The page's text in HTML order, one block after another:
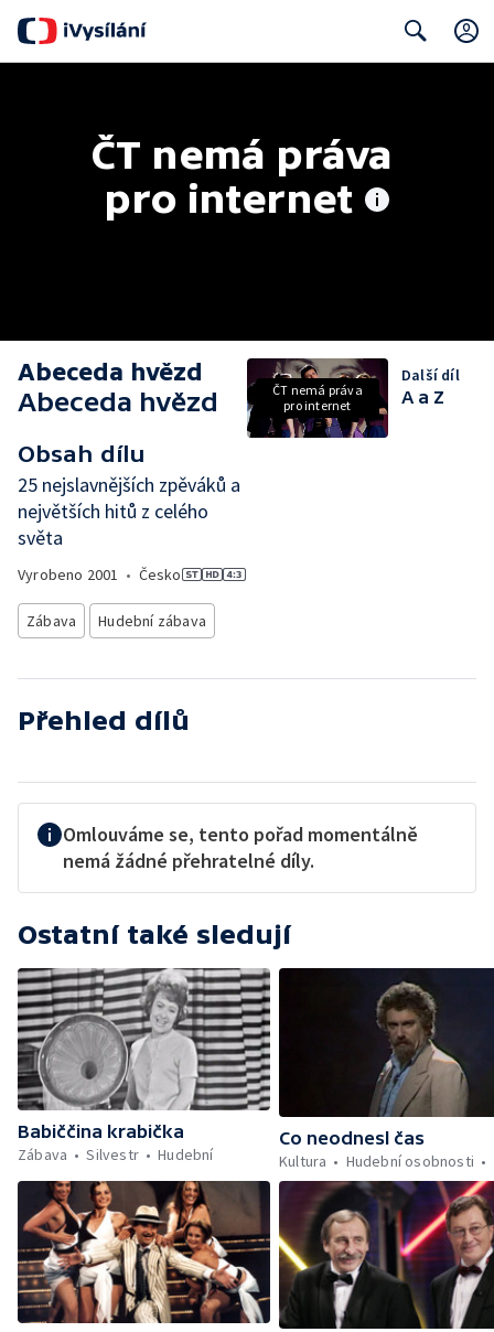
ČT nemá práva
pro internet
Abeceda hvězd
Abeceda hvězd
Obsah dílu
25 nejslavnějších zpěváků a
největších hitů z celého
světa
Vyrobeno 2001 • Česko
Zábava Hudební zábava
ČT nemá práva
pro internet
Další díl
A a Z
Přehled dílů
Omlouváme se, tento pořad momentálně
nemá žádné přehratelné díly.
Ostatní také sledují
Babiččina krabička
Zábava
Silvestr Hudební
Co neodnesl čas
Kultura
Hudební osobnosti